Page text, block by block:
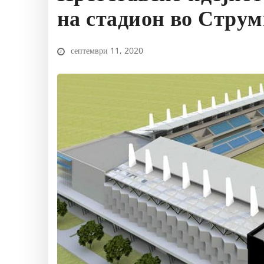
на стадион во
септември 11, 2020